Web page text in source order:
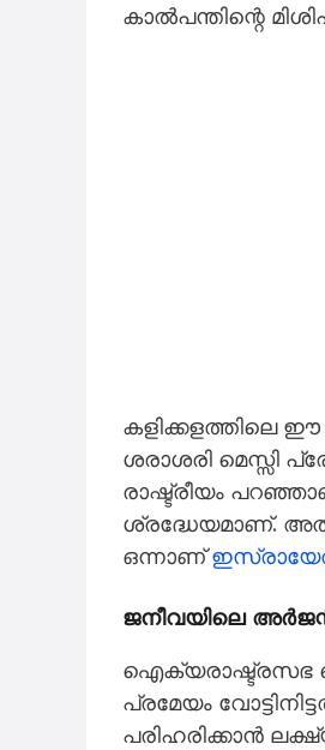
കാൽപന്തിന്റെ
കളിക്കളത്തിലെ
ശരാശരി മെസ്സി
രാഷ്ട്രീയം
ശ്രദ്ധേയമാണ്.
ഒന്നാണ്
ജനീവയിലെ
ഐക്യരാഷ്ട്രസഭ
പ്രമേയം
പരിഹരിക്കാൻ